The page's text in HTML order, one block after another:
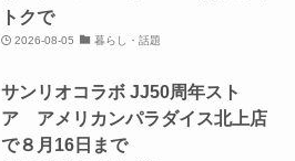
トクで
2026-08-05 暮らし・話題
サンリオコラボ JJ50周年スト
ア アメリカンパラダイス北上店
で８月16日まで